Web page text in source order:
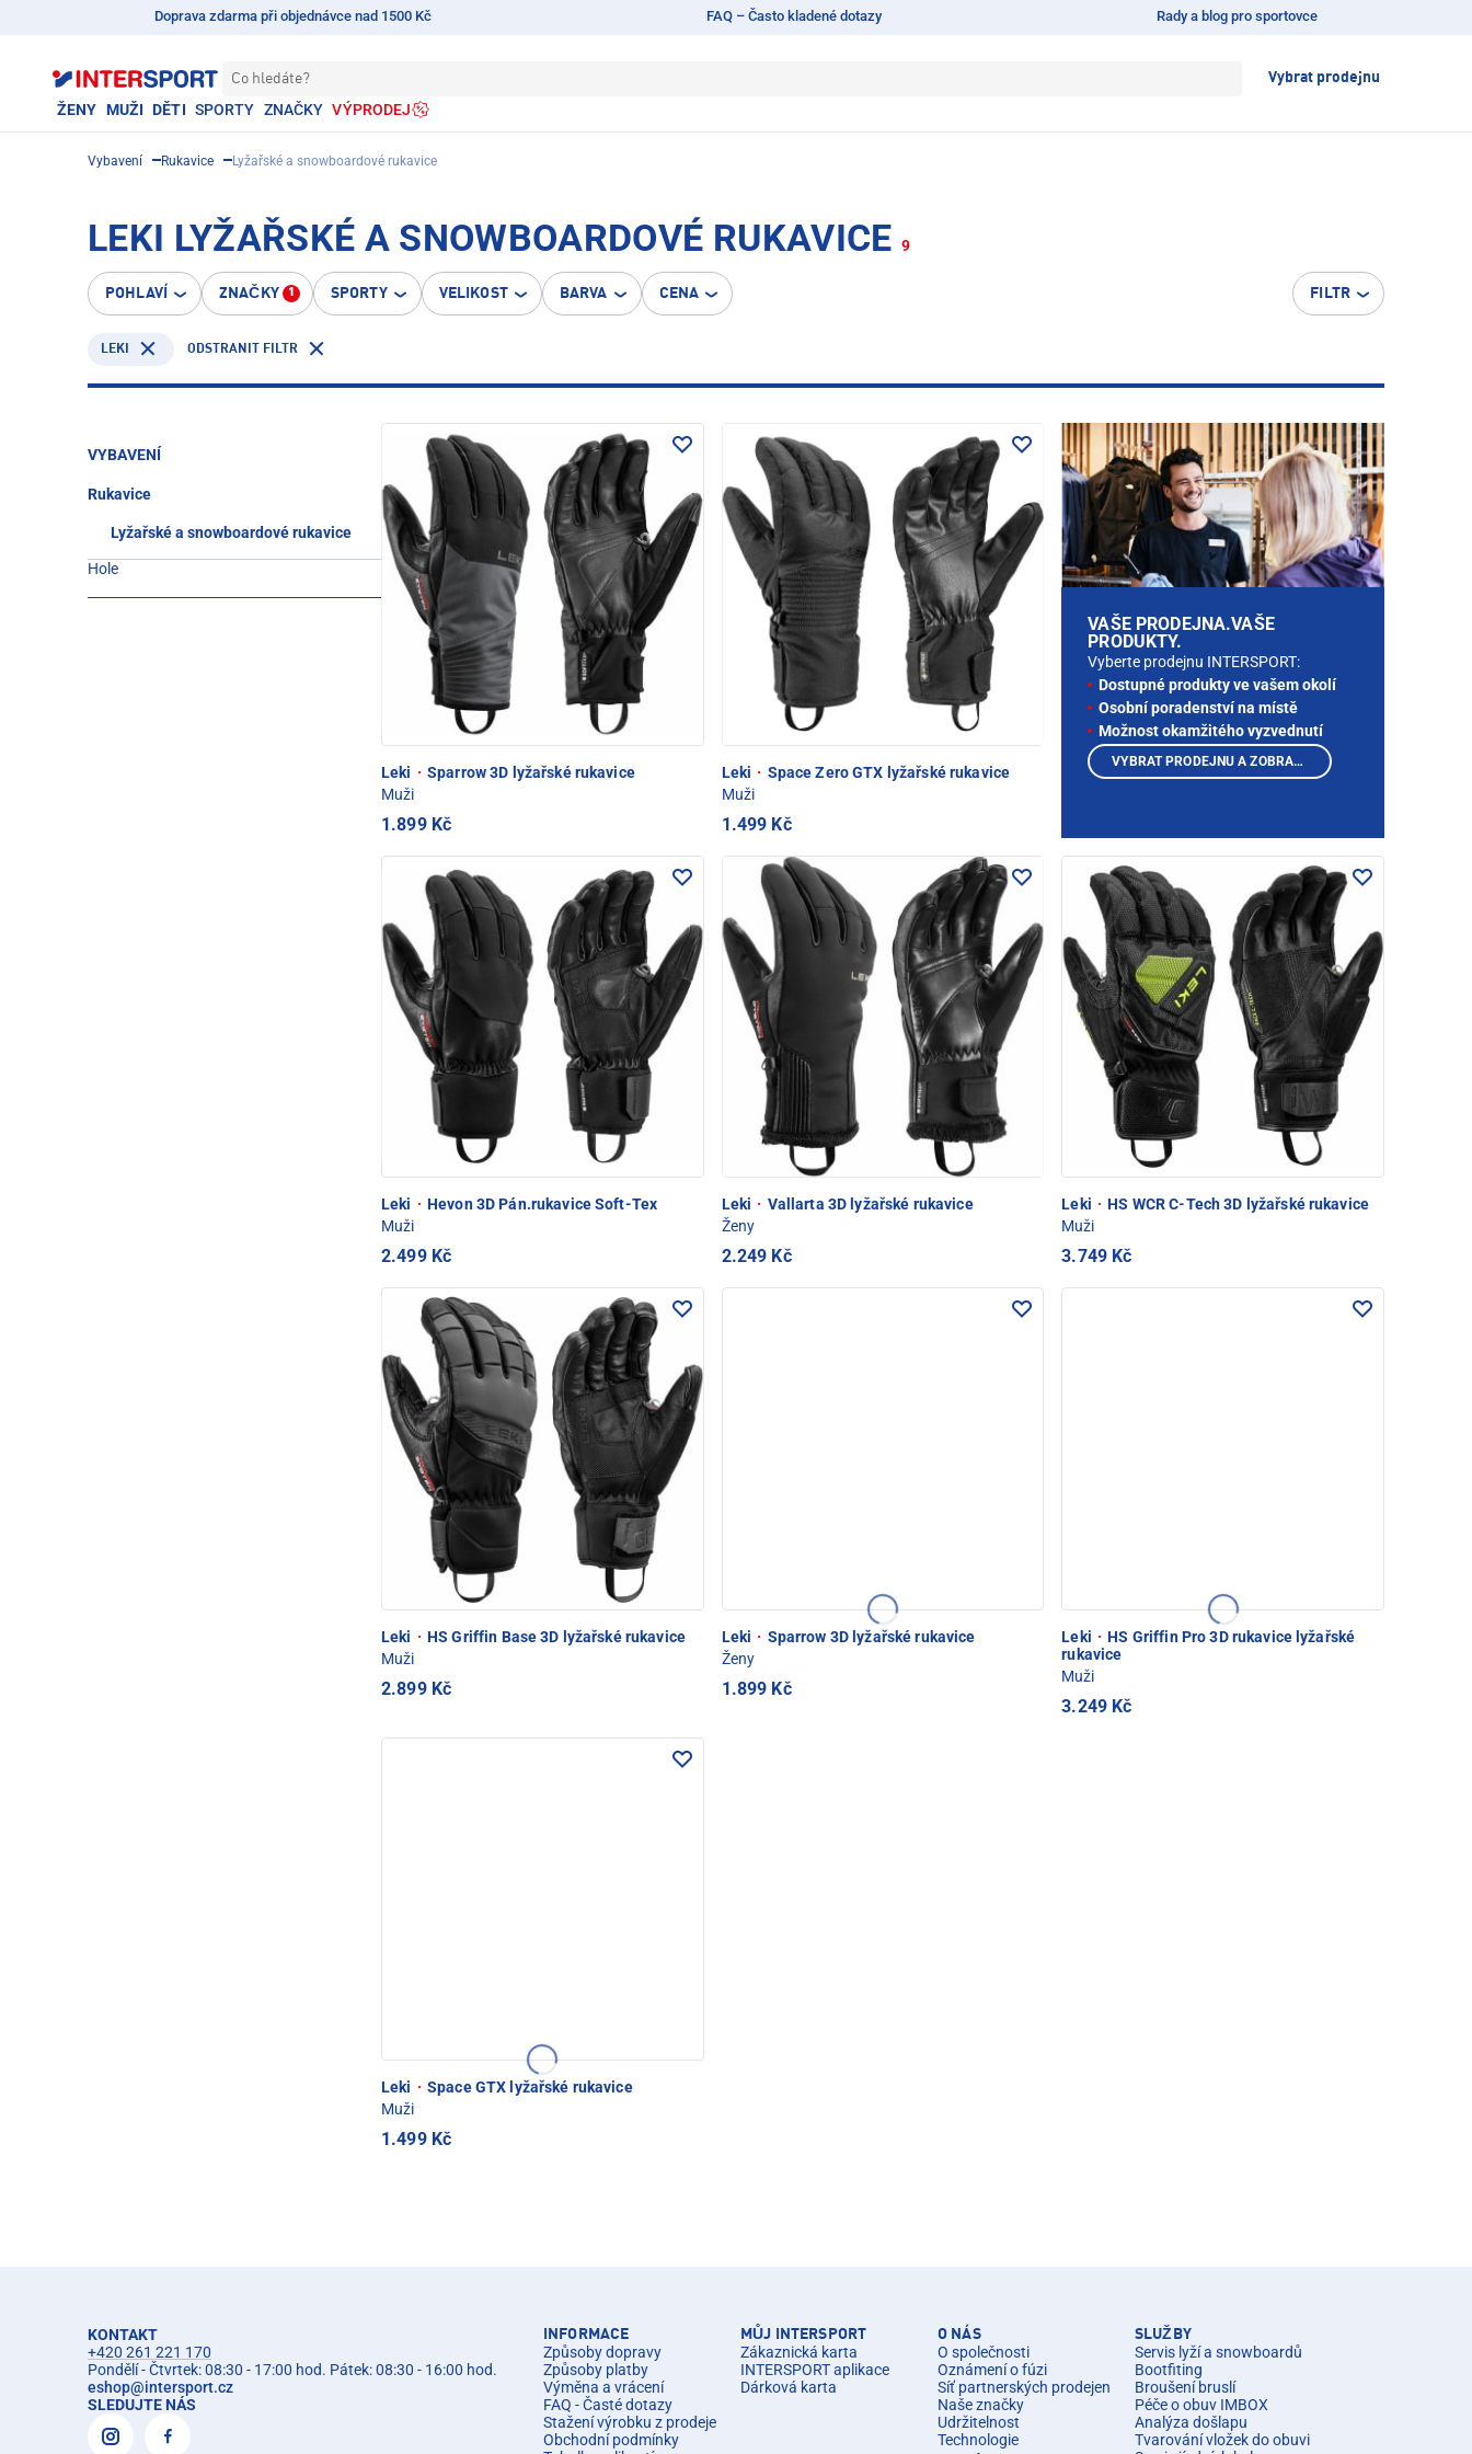
Doprava zdarma při objednávce nad 1500 Kč FAQ – Často kladené dotazy Rady a blog pro sportovce
Co hledáte? Vybrat prodejnu
ŽENY MUŽI DĚTI SPORTY ZNAČKY VÝPRODEJ
Vybavení Rukavice Lyžařské a snowboardové rukavice
LEKI LYŽAŘSKÉ A SNOWBOARDOVÉ RUKAVICE 9
POHLAVÍ ZNAČKY 1 SPORTY VELIKOST BARVA CENA FILTR
LEKI ODSTRANIT FILTR
VYBAVENÍ
Rukavice
Lyžařské a snowboardové rukavice
Hole
Leki · Sparrow 3D lyžařské rukavice
Muži
1.899 Kč
Leki · Space Zero GTX lyžařské rukavice
Muži
1.499 Kč
Leki · Hevon 3D Pán.rukavice Soft-Tex
Muži
2.499 Kč
Leki · Vallarta 3D lyžařské rukavice
Ženy
2.249 Kč
Leki · HS WCR C-Tech 3D lyžařské rukavice
Muži
3.749 Kč
Leki · HS Griffin Base 3D lyžařské rukavice
Muži
2.899 Kč
Leki · Sparrow 3D lyžařské rukavice
Ženy
1.899 Kč
Leki · HS Griffin Pro 3D rukavice lyžařské
rukavice
Muži
3.249 Kč
Leki · Space GTX lyžařské rukavice
Muži
1.499 Kč
VAŠE PRODEJNA.VAŠE
PRODUKTY.
Vyberte prodejnu INTERSPORT:
Dostupné produkty ve vašem okolí
Osobní poradenství na místě
Možnost okamžitého vyzvednutí
VYBRAT PRODEJNU A ZOBRAZIT PRODUKTY
KONTAKT
+420 261 221 170
Pondělí - Čtvrtek: 08:30 - 17:00 hod. Pátek: 08:30 - 16:00 hod.
eshop@intersport.cz
SLEDUJTE NÁS
INFORMACE
Způsoby dopravy
Způsoby platby
Výměna a vrácení
FAQ - Časté dotazy
Stažení výrobku z prodeje
Obchodní podmínky
MŮJ INTERSPORT
Zákaznická karta
INTERSPORT aplikace
Dárková karta
O NÁS
O společnosti
Oznámení o fúzi
Síť partnerských prodejen
Naše značky
Udržitelnost
Technologie
SLUŽBY
Servis lyží a snowboardů
Bootfiting
Broušení bruslí
Péče o obuv IMBOX
Analýza došlapu
Tvarování vložek do obuvi